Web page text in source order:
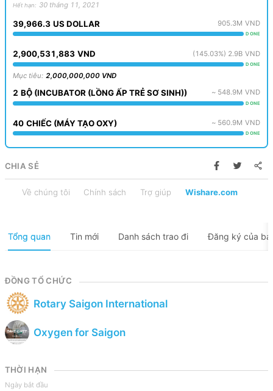
Hết hạn: 30 tháng 11, 2021
39,966.3 US DOLLAR 905.3M VND
DONE
2,900,531,883 VND (145.03%) 2.9B VND
DONE
Mục tiêu: 2,000,000,000 VND
2 BỘ (INCUBATOR (LỒNG ẤP TRẺ SƠ SINH)) ~ 548.9M VND
DONE
40 CHIẾC (MÁY TẠO OXY) ~ 560.9M VND
DONE
CHIA SẺ
Về chúng tôi Chính sách Trợ giúp Wishare.com
Tổng quan Tin mới Danh sách trao đi Đăng ký của
ĐỒNG TỔ CHỨC
Rotary Saigon International
Oxygen for Saigon
THỜI HẠN
Ngày bắt đầu